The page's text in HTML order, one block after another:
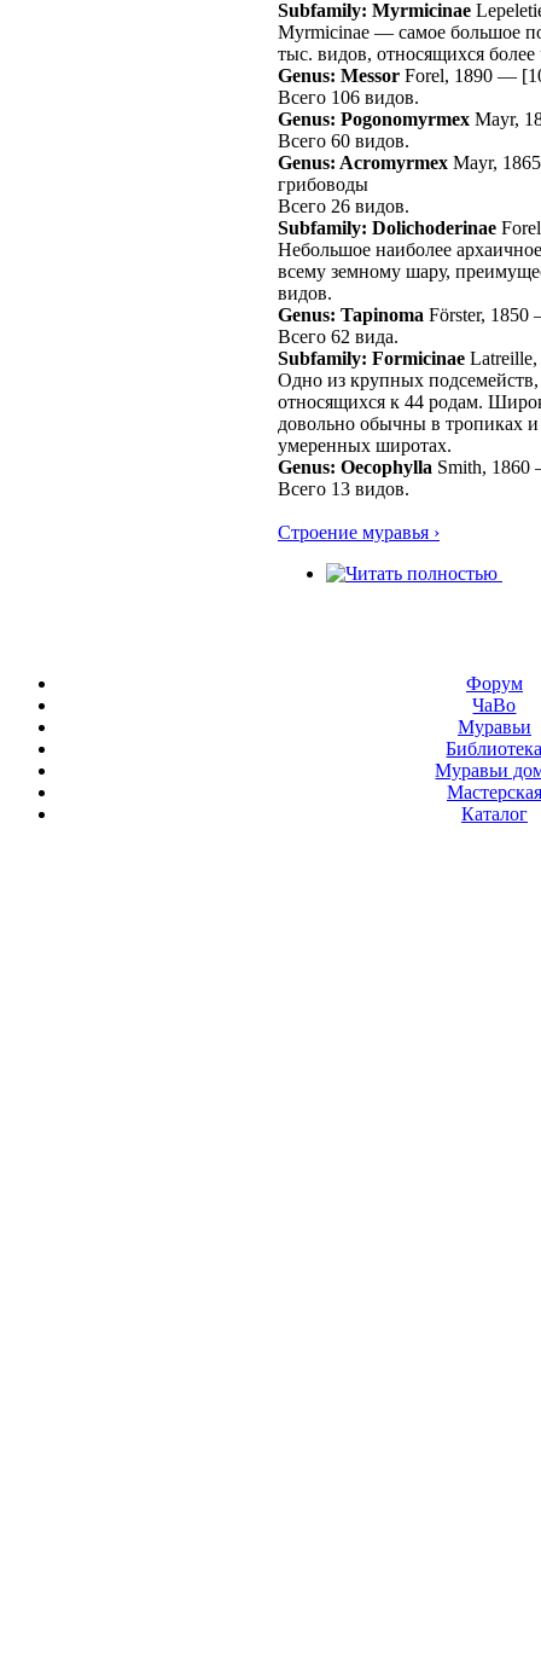
Subfamily: Myrmicinae
Myrmicinae — самое большое
тыс. видов, относящихся
Genus: Messor Forel, 1890 —
Всего 106 видов.
Genus: Pogonomyrmex Mayr,
Всего 60 видов.
Genus: Acromyrmex Mayr, 1865
грибоводы
Всего 26 видов.
Subfamily: Dolichoderinae
Небольшое наиболее
всему земному шару,
видов.
Genus: Tapinoma Förster, 1850
Всего 62 вида.
Subfamily: Formicinae Latreille,
Одно из крупных
относящихся к 44 родам.
довольно обычны в тропиках
умеренных широтах.
Genus: Oecophylla Smith, 1860
Всего 13 видов.
Строение муравья ›
Форум
ЧаВо
Муравьи
Муравьи
Мастерская
Каталог